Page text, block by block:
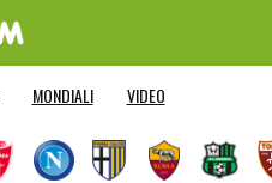
MONDIALI VIDEO